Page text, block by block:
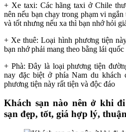
+ Xe taxi: Các hãng taxi ở Chile
nên nếu bạn chạy trong phạm vi
và tốt nhưng nếu xa thì bạn nhớ hỏi
+ Xe thuê: Loại hình phương tiện
bạn nhớ phải mang theo bằng lái quốc
+ Phà: Đây là loại phương tiện
nay đặc biệt ở phía Nam du khách
phương tiện này rất tiện và độc đáo
Khách sạn nào nên ở khi
sạn đẹp, tốt, giá hợp lý,